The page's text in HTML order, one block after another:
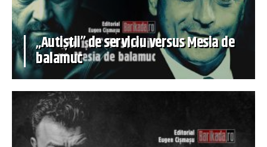
„Autiștii” de serviciu versus Mesia de
balamuc